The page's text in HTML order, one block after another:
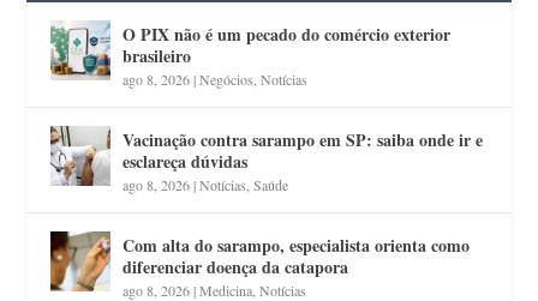
O PIX não é um pecado do comércio exterior
brasileiro
ago 8, 2026|Negócios ,Notícias
Vacinação contra sarampo em SP: saiba onde ir e
esclareça dúvidas
ago 8, 2026|Notícias ,Saúde
Com alta do sarampo, especialista orienta como
diferenciar doença da catapora
ago 8, 2026|Medicina ,Notícias